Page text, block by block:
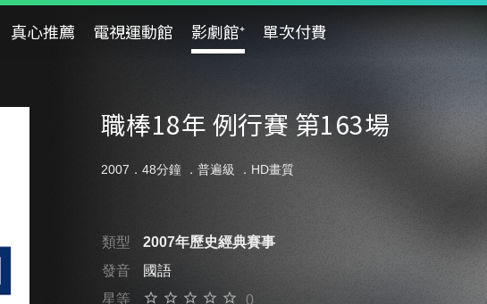
真心推薦 電視運動館 影劇館⁺ 單次付費
職棒18年 例行賽 第163場
2007．48分鐘 ． 普遍級 ．HD畫質
類型
2007年歷史經典賽事
發音
國語
星等
0